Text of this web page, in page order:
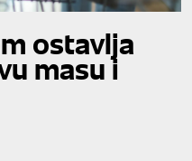
ostavlja
masu i